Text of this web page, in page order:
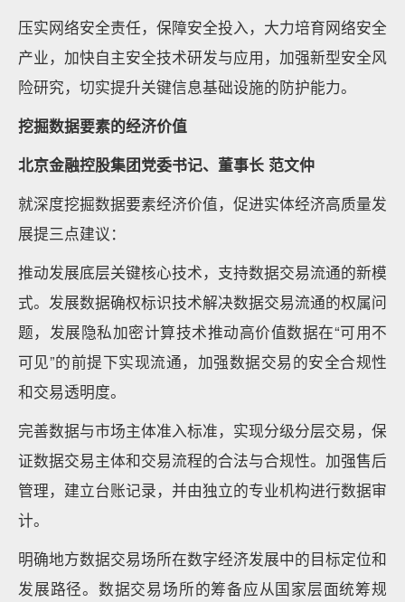
压实网络安全责任，保障安全投入，大力培育网络安全
产业，加快自主安全技术研发与应用，加强新型安全风
险研究，切实提升关键信息基础设施的防护能力。
挖掘数据要素的经济价值
北京金融控股集团党委书记、董事长 范文仲
就深度挖掘数据要素经济价值，促进实体经济高质量发
展提三点建议：
推动发展底层关键核心技术，支持数据交易流通的新模
式。发展数据确权标识技术解决数据交易流通的权属问
题，发展隐私加密计算技术推动高价值数据在“可用不
可见”的前提下实现流通，加强数据交易的安全合规性
和交易透明度。
完善数据与市场主体准入标准，实现分级分层交易，保
证数据交易主体和交易流程的合法与合规性。加强售后
管理，建立台账记录，并由独立的专业机构进行数据审
计。
明确地方数据交易场所在数字经济发展中的目标定位和
发展路径。数据交易场所的筹备应从国家层面统筹规